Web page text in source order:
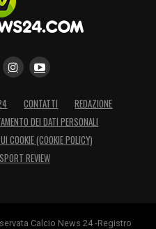
CONTATTI
REDAZIONE
DEI DATI PERSONALI
COOKIE (COOKIE POLICY)
REVIEW
Calcio News 24 -Registro